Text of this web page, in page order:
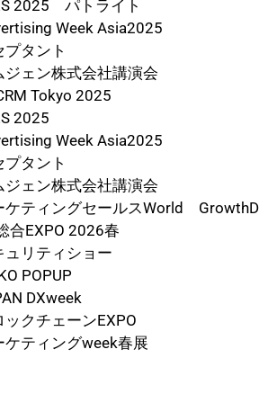
2025 パトライト
Week Asia2025
プタント
ジェン株式会社講演会
Tokyo 2025
2025
Week Asia2025
プタント
ジェン株式会社講演会
ケティングセールスWorld
合EXPO 2026春
ュリティショー
POPUP
DXweek
ックチェーンEXPO
ケティングweek春展